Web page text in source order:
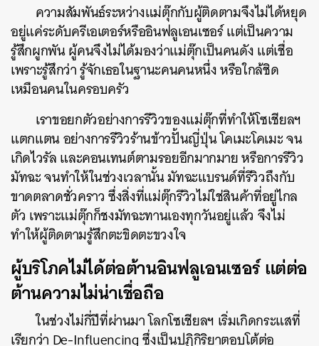
ความสัมพันธ์ระหว่างแม่ตุ๊กกับผู้ติดตามจึงไม่ได้หยุด
อยู่แค่ระดับครีเอเตอร์หรืออินฟลูเอนเซอร์ แต่เป็นความ
รู้สึกผูกพัน ผู้คนจึงไม่ได้มองว่าแม่ตุ๊กเป็นคนดัง แต่เชื่อ
เพราะรู้สึกว่า รู้จักเธอในฐานะคนคนหนึ่ง หรือใกล้ชิด
เหมือนคนในครอบครัว
เราขอยกตัวอย่างการรีวิวของแม่ตุ๊กที่ทำให้โซเชียลฯ
แตกแตน อย่างการรีวิวร้านข้าวปั้นญี่ปุ่น โคเมะโคเมะ จน
เกิดไวรัล และคอนเทนต์ตามรอยอีกมากมาย หรือการรีวิว
มัทฉะ จนทำให้ในช่วงเวลานั้น มัทฉะแบรนด์ที่รีวิวถึงกับ
ขาดตลาดชั่วคราว ซึ่งสิ่งที่แม่ตุ๊กรีวิวไม่ใช่สินค้าที่อยู่ไกล
ตัว เพราะแม่ตุ๊กก็ชงมัทฉะทานเองทุกวันอยู่แล้ว จึงไม่
ทำให้ผู้ติดตามรู้สึกตะขิดตะขวงใจ
ผู้บริโภคไม่ได้ต่อต้านอินฟลูเอนเซอร์ แต่ต่อ
ต้านความไม่น่าเชื่อถือ
ในช่วงไม่กี่ปีที่ผ่านมา โลกโซเชียลฯ เริ่มเกิดกระแสที่
เรียกว่า De-Influencing ซึ่งเป็นปฏิกิริยาตอบโต้ต่อ